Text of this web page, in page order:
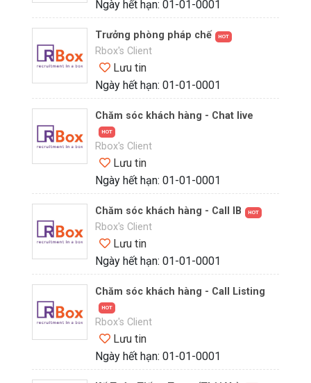
Ngày hết hạn: 01-01-0001
Trưởng phòng pháp chế HOT
Rbox's Client
Lưu tin
Ngày hết hạn: 01-01-0001
Chăm sóc khách hàng - Chat live
HOT
Rbox's Client
Lưu tin
Ngày hết hạn: 01-01-0001
Chăm sóc khách hàng - Call IB HOT
Rbox's Client
Lưu tin
Ngày hết hạn: 01-01-0001
Chăm sóc khách hàng - Call Listing
HOT
Rbox's Client
Lưu tin
Ngày hết hạn: 01-01-0001